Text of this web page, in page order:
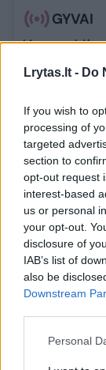
Lrytas.lt - Do
If you wish to
processing of
targeted
section to
opt-out request
interest-based
us or personal
your opt-out.
disclosure of
IAB’s list of
also be
Downstream
Personal
GYVAI
Karas
naujienos
prieš 3 val.
Aiškėja
Antradienio
dronas su